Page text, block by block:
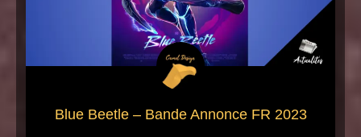
Blue Beetle – Bande Annonce FR 2023